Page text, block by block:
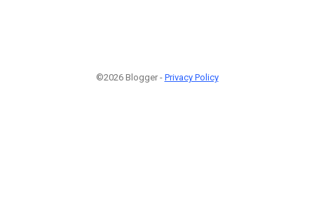
©2026 Blogger - Privacy Policy